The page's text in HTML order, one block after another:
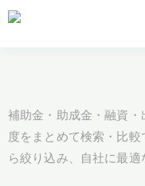
補助金・助成金・融資・
度をまとめて検索・比
ら絞り込み、自社に最適